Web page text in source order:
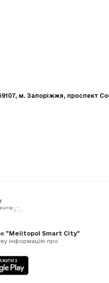
м. Запоріжжя, проспект
"Melitopol Smart City"
інформацію про